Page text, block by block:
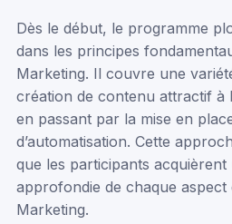
Dès le début, le programme
dans les principes
Marketing. Il couvre une
création de contenu attractif à
en passant par la mise en
d’automatisation. Cette
que les participants
approfondie de chaque aspect
Marketing.